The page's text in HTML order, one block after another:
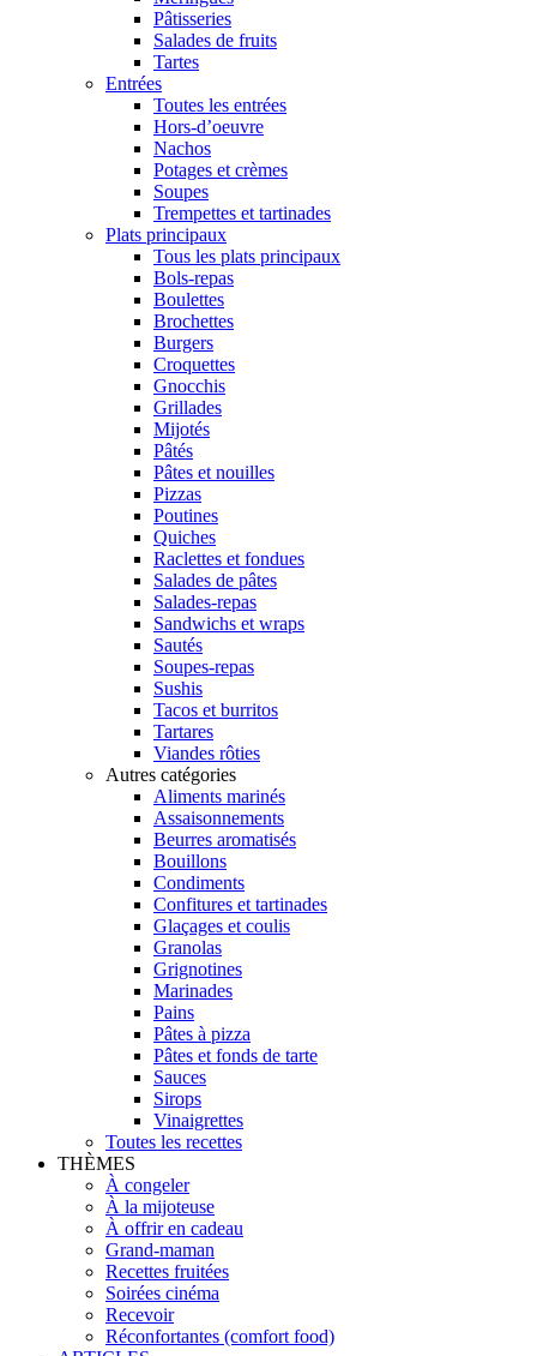
Pâtisseries
Salades de fruits
Tartes
Entrées
Toutes les entrées
Hors-d’oeuvre
Nachos
Potages et crèmes
Soupes
Trempettes et tartinades
Plats principaux
Tous les plats principaux
Bols-repas
Boulettes
Brochettes
Burgers
Croquettes
Gnocchis
Grillades
Mijotés
Pâtés
Pâtes et nouilles
Pizzas
Poutines
Quiches
Raclettes et fondues
Salades de pâtes
Salades-repas
Sandwichs et wraps
Sautés
Soupes-repas
Sushis
Tacos et burritos
Tartares
Viandes rôties
Autres catégories
Aliments marinés
Assaisonnements
Beurres aromatisés
Bouillons
Condiments
Confitures et tartinades
Glaçages et coulis
Granolas
Grignotines
Marinades
Pains
Pâtes à pizza
Pâtes et fonds de tarte
Sauces
Sirops
Vinaigrettes
Toutes les recettes
THÈMES
À congeler
À la mijoteuse
À offrir en cadeau
Grand-maman
Recettes fruitées
Soirées cinéma
Recevoir
Réconfortantes (comfort food)